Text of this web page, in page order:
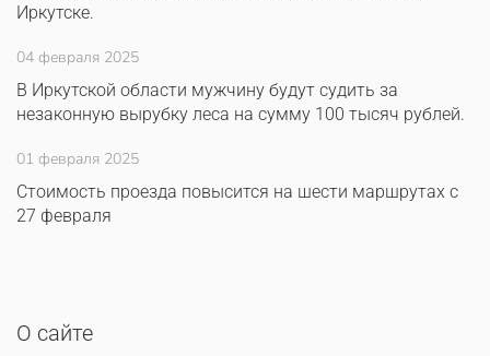
Иркутске.
04 февраля 2025
В Иркутской области мужчину будут судить за
незаконную вырубку леса на сумму 100 тысяч рублей.
01 февраля 2025
Стоимость проезда повысится на шести маршрутах с
27 февраля
О сайте